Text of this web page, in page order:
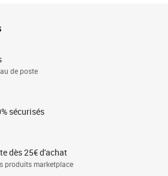
de poste
sécurisés
dès 25€ d'achat
produits marketplace